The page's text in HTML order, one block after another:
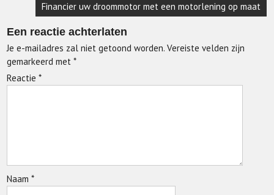
Financier uw droommotor met een motorlening op maat
Een reactie achterlaten
Je e-mailadres zal niet getoond worden. Vereiste velden zijn
gemarkeerd met*
Reactie*
Naam*